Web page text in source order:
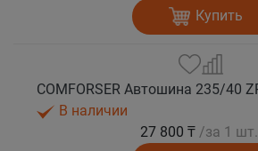
Купить
В наличии
27 800 ₸ /за 1 шт.